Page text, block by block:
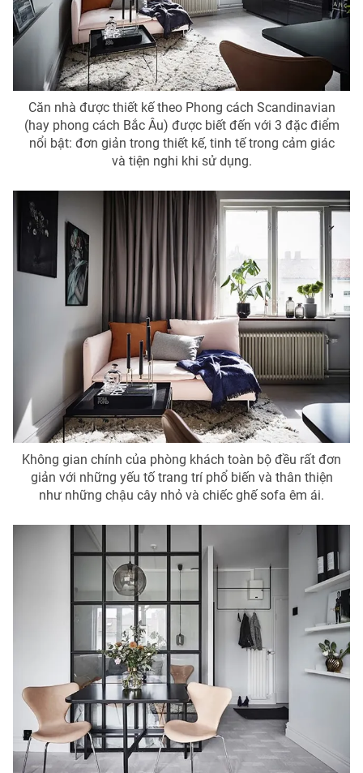
Photo Infographic
Video Shorts video
VTV Money VTV Thể thao
Bất động sản
Thị trường 24h Tấm lòng Việt
VTV4 Vươn mình bằng AI
VTV8
Liên hệ tòa soạn English
THỜI BÁO VTV
Cơ quan chủ quản:Đài Truyền hình Việt Nam
Cơ quan báo chí: Thời báo VTV
Giấy phép hoạt động báo in và báo điện tử số 483/GP-BTTTT
cấp ngày 29/12/2023
Tổng Biên tập:Vũ Thanh Thủy
Phó Tổng Biên tập:Nguyễn Thị Mỹ Hạnh, Phạm Quốc Thắng,
Nguyễn Trọng Ninh
Tổng đài VTV: 024.38 355 931 - 024.38 355 932
Ðiện thoại Thời báo VTV:024.66 897 897
Email:toasoan@vtv.vn
Căn nhà được thiết kế theo Phong cách Scandinavian
(hay phong cách Bắc Âu) được biết đến với 3 đặc điểm
nổi bật: đơn giản trong thiết kế, tinh tế trong cảm giác
và tiện nghi khi sử dụng.
Không gian chính của phòng khách toàn bộ đều rất đơn
giản với những yếu tố trang trí phổ biến và thân thiện
như những chậu cây nhỏ và chiếc ghế sofa êm ái.